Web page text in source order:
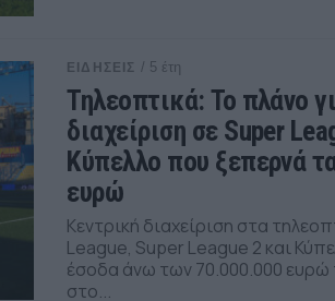
ΕΙΔΗΣΕΙΣ / 5 έτη
Τηλεοπτικά: Το πλάνο
διαχείριση σε Super
Κύπελλο που ξεπερνά
ευρώ
Κεντρική διαχείριση στα
League, Super League 2 και
έσοδα άνω των 70.000.000
στο...